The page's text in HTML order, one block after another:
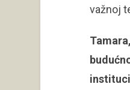
važnoj